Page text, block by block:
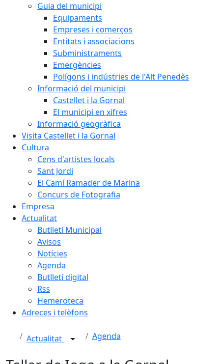
Guia del municipi
Equipaments
Empreses i comerços
Entitats i associacions
Subministraments
Emergències
Polígons i indústries de l'Alt Penedès
Informació del municipi
Castellet i la Gornal
El municipi en xifres
Informació geogràfica
Visita Castellet i la Gornal
Cultura
Cens d'artistes locals
Sant Jordi
El Camí Ramader de Marina
Concurs de Fotografia
Empresa
Actualitat
Butlletí Municipal
Avisos
Notícies
Agenda
Butlletí digital
Rss
Hemeroteca
Adreces i telèfons
Actualitat Agenda